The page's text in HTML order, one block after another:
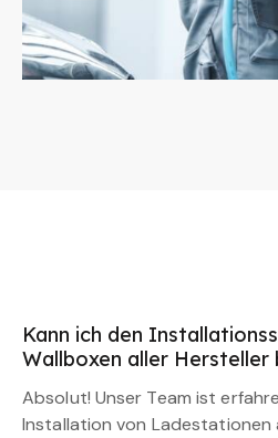
Kann ich den
Wallboxen aller Hersteller
Absolut! Unser Team ist
Installation von Ladestationen